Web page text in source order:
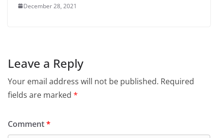
December 28, 2021
Leave a Reply
Your email address will not be published. Required
fields are marked *
Comment*